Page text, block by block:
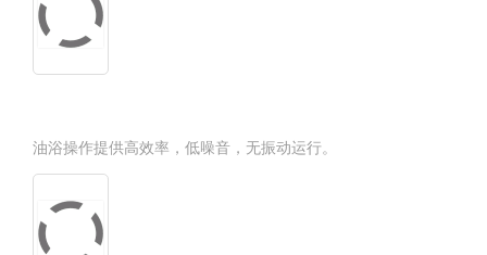
油浴操作提供高效率，低噪音，无振动运行。